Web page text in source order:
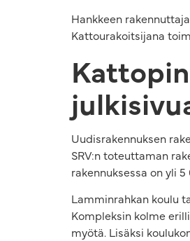
Hankkeen
Kattourakoitsijana
Uudisrakennuksen
SRV:n toteuttaman
rakennuksessa on yli 5
Lamminrahkan koulu
Kompleksin kolme
myötä. Lisäksi